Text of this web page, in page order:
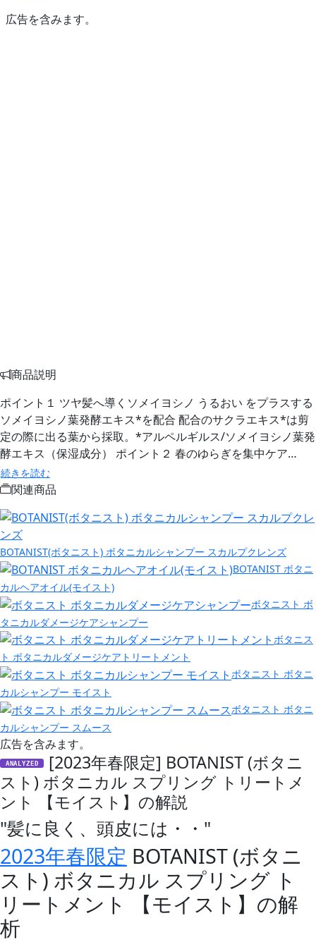
広告を含みます。
商品説明
ポイント１ ツヤ髪へ導くソメイヨシノ うるおい をプラスする
ソメイヨシノ葉発酵エキス*を配合 配合のサクラエキス*は剪
定の際に出る葉から採取。*アルペルギルス/ソメイヨシノ葉発
酵エキス（保湿成分） ポイント２ 春のゆらぎを集中ケア…
続きを読む
関連商品
BOTANIST(ボタニスト) ボタニカルシャンプー スカルプクレンズ
BOTANIST ボタニ
カルヘアオイル(モイスト)
ボタニスト ボ
タニカルダメージケアシャンプー
ボタニス
ト ボタニカルダメージケアトリートメント
ボタニスト ボタニ
カルシャンプー モイスト
ボタニスト ボタニ
カルシャンプー スムース
広告を含みます。
ANALYZED
[2023年春限定] BOTANIST (ボタニ
スト) ボタニカル スプリング トリートメ
ント 【モイスト】の解説
"髪に良く、頭皮には・・"
2023年春限定 BOTANIST (ボタニ
スト) ボタニカル スプリング ト
リートメント 【モイスト】の解
析